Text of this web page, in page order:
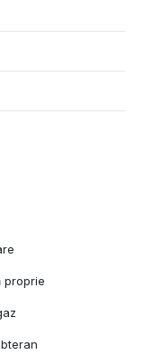
proprie